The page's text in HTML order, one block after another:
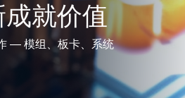
就价值
— 模组、板卡、系统